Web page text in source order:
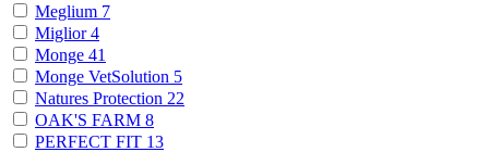
Meglium 7
Miglior4
Monge 41
Monge VetSolution 5
Natures Protection 22
OAK'S FARM 8
PERFECT FIT 13